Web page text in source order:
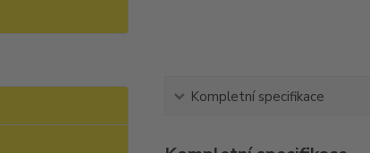
Kompletní specifikace